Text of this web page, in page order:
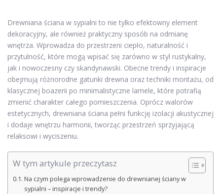
Drewniana ściana w sypialni to nie tylko efektowny element
dekoracyjny, ale również praktyczny sposób na odmianę
wnętrza. Wprowadza do przestrzeni ciepło, naturalność i
przytulność, które mogą wpisać się zarówno w styl rustykalny,
jak i nowoczesny czy skandynawski. Obecne trendy i inspiracje
obejmują różnorodne gatunki drewna oraz techniki montażu, od
klasycznej boazerii po minimalistyczne lamele, które potrafią
zmienić charakter całego pomieszczenia. Oprócz walorów
estetycznych, drewniana ściana pełni funkcję izolacji akustycznej
i dodaje wnętrzu harmonii, tworząc przestrzeń sprzyjającą
relaksowi i wyciszeniu.
W tym artykule przeczytasz
Na czym polega wprowadzenie do drewnianej ściany w
sypialni – inspiracje i trendy?